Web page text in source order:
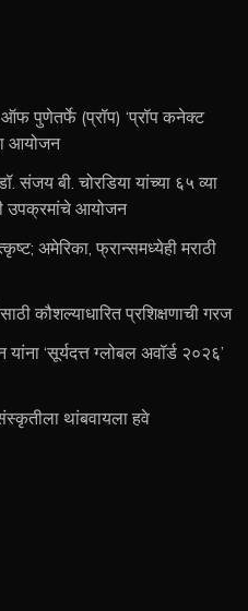
पुणेतर्फे (प्रॉप) ‘प्रॉप कनेक्ट
आयोजन
संजय बी. चोरडिया यांच्या ६५ व्या
उपक्रमांचे आयोजन
अमेरिका, फ्रान्समध्येही मराठी
कौशल्याधारित प्रशिक्षणाची गरज
‘सूर्यदत्त ग्लोबल अवॉर्ड २०२६’
थांबवायला हवे